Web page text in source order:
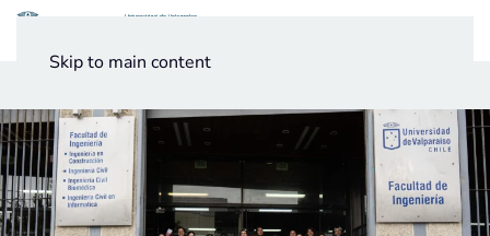
Skip to main content